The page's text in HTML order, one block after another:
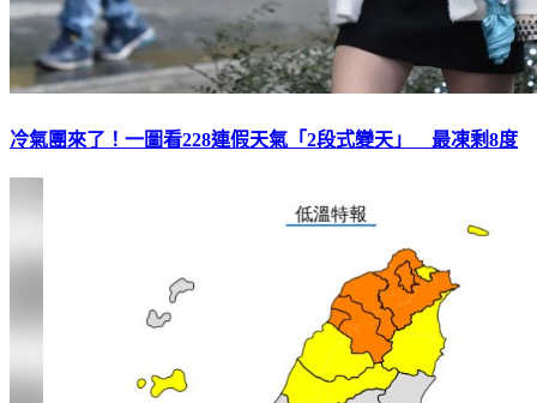
冷氣團來了！一圖看228連假天氣「2段式變天」 最凍剩8度